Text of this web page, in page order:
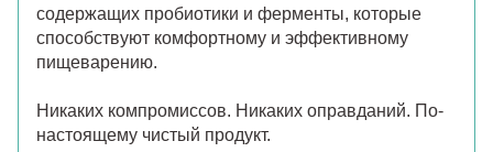
содержащих пробиотики и ферменты, которые
способствуют комфортному и эффективному
пищеварению.
Никаких компромиссов. Никаких оправданий. По-
настоящему чистый продукт.